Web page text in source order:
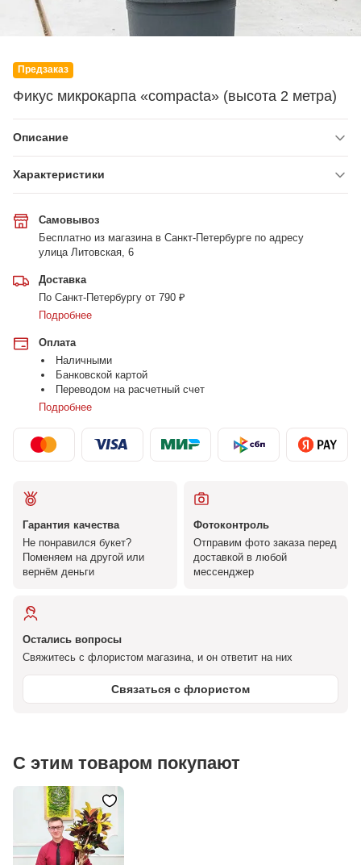
Предзаказ
Фикус микрокарпа «compacta» (высота 2 метра)
Описание
Характеристики
Самовывоз
Бесплатно из магазина в Санкт-Петербурге по адресу
улица Литовская, 6
Доставка
По Санкт-Петербургу от 790 ₽
Подробнее
Оплата
Наличными
Банковской картой
Переводом на расчетный счет
Подробнее
Гарантия качества
Не понравился букет?
Поменяем на другой или
вернём деньги
Фотоконтроль
Отправим фото заказа перед
доставкой в любой
мессенджер
Остались вопросы
Свяжитесь с флористом магазина, и он ответит на них
Связаться с флористом
С этим товаром покупают